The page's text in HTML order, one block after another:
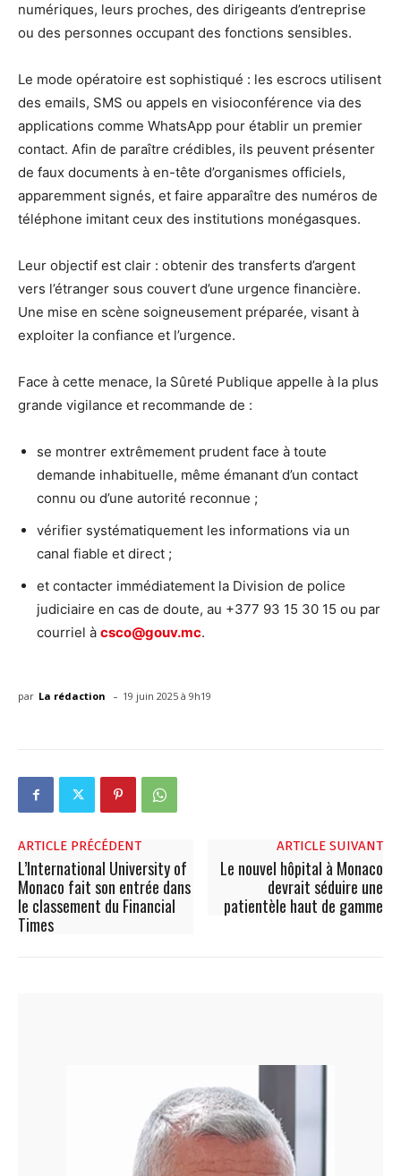
numériques, leurs proches, des dirigeants d’entreprise
ou des personnes occupant des fonctions sensibles.
Le mode opératoire est sophistiqué : les escrocs utilisent
des emails, SMS ou appels en visioconférence via des
applications comme WhatsApp pour établir un premier
contact. Afin de paraître crédibles, ils peuvent présenter
de faux documents à en-tête d’organismes officiels,
apparemment signés, et faire apparaître des numéros de
téléphone imitant ceux des institutions monégasques.
Leur objectif est clair : obtenir des transferts d’argent
vers l’étranger sous couvert d’une urgence financière.
Une mise en scène soigneusement préparée, visant à
exploiter la confiance et l’urgence.
Face à cette menace, la Sûreté Publique appelle à la plus
grande vigilance et recommande de :
se montrer extrêmement prudent face à toute
demande inhabituelle, même émanant d’un contact
connu ou d’une autorité reconnue ;
vérifier systématiquement les informations via un
canal fiable et direct ;
et contacter immédiatement la Division de police
judiciaire en cas de doute, au +377 93 15 30 15 ou par
courriel à csco@gouv.mc.
par La rédaction - 19 juin 2025 à 9h19
ARTICLE PRÉCÉDENT
L’International University of
Monaco fait son entrée dans
le classement du Financial
Times
ARTICLE SUIVANT
Le nouvel hôpital à Monaco
devrait séduire une
patientèle haut de gamme